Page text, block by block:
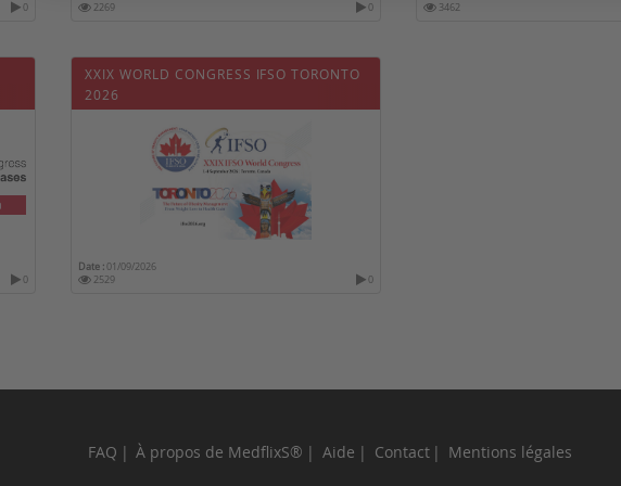
0
2269
0
3462
0
XXIX WORLD CONGRESS IFSO TORONTO
2026
Date :01/09/2026
2529
0
FAQ À propos de MedflixS® Aide Contact Mentions légales